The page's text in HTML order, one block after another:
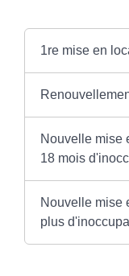
1re mise en
Nouvelle mise
18 mois
Nouvelle mise
plus